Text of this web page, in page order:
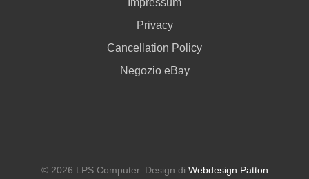
Privacy
Cancellation Policy
Negozio eBay
© 2026 LPS Computer. Design di Webdesign Patton